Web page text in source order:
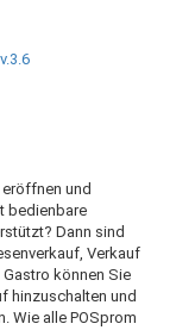
eröffnen und
bedienbare
Dann sind
Verkauf
Gastro können Sie
hinzuschalten und
Wie alle POSprom